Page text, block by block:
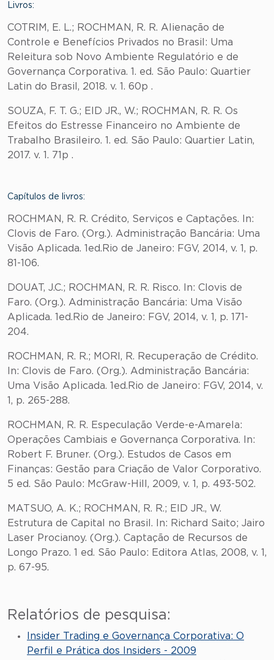
Livros:
COTRIM, E. L.; ROCHMAN, R. R. Alienação de
Controle e Benefícios Privados no Brasil: Uma
Releitura sob Novo Ambiente Regulatório e de
Governança Corporativa. 1. ed. São Paulo: Quartier
Latin do Brasil, 2018. v. 1. 60p .
SOUZA, F. T. G.; EID JR., W.; ROCHMAN, R. R. Os
Efeitos do Estresse Financeiro no Ambiente de
Trabalho Brasileiro. 1. ed. São Paulo: Quartier Latin,
2017. v. 1. 71p .
Capítulos de livros:
ROCHMAN, R. R. Crédito, Serviços e Captações. In:
Clovis de Faro. (Org.). Administração Bancária: Uma
Visão Aplicada. 1ed.Rio de Janeiro: FGV, 2014, v. 1, p.
81-106.
DOUAT, J.C.; ROCHMAN, R. R. Risco. In: Clovis de
Faro. (Org.). Administração Bancária: Uma Visão
Aplicada. 1ed.Rio de Janeiro: FGV, 2014, v. 1, p. 171-
204.
ROCHMAN, R. R.; MORI, R. Recuperação de Crédito.
In: Clovis de Faro. (Org.). Administração Bancária:
Uma Visão Aplicada. 1ed.Rio de Janeiro: FGV, 2014, v.
1, p. 265-288.
ROCHMAN, R. R. Especulação Verde-e-Amarela:
Operações Cambiais e Governança Corporativa. In:
Robert F. Bruner. (Org.). Estudos de Casos em
Finanças: Gestão para Criação de Valor Corporativo.
5 ed. São Paulo: McGraw-Hill, 2009, v. 1, p. 493-502.
MATSUO, A. K.; ROCHMAN, R. R.; EID JR., W.
Estrutura de Capital no Brasil. In: Richard Saito; Jairo
Laser Procianoy. (Org.). Captação de Recursos de
Longo Prazo. 1 ed. São Paulo: Editora Atlas, 2008, v. 1,
p. 67-95.
Relatórios de pesquisa:
Insider Trading e Governança Corporativa: O
Perfil e Prática dos Insiders - 2009